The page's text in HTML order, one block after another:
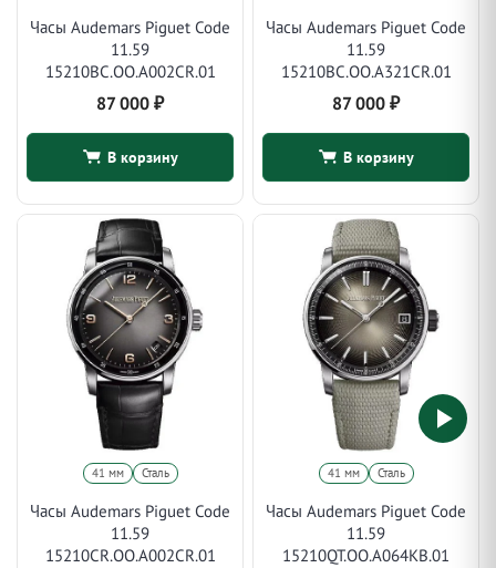
Часы Audemars Piguet Code
11.59
15210BC.OO.A002CR.01
87 000 ₽
В корзину
Часы Audemars Piguet Code
11.59
15210BC.OO.A321CR.01
87 000 ₽
В корзину
41 мм Сталь
Часы Audemars Piguet Code
11.59
15210CR.OO.A002CR.01
41 мм Сталь
Часы Audemars Piguet Code
11.59
15210QT.OO.A064KB.01